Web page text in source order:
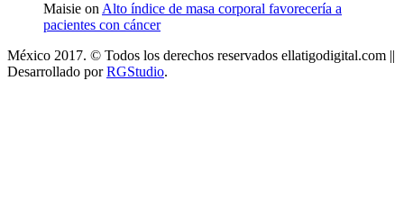
Maisie onAlto índice de masa corporal favorecería a
pacientes con cáncer
México 2017. © Todos los derechos reservados ellatigodigital.com ||
Desarrollado porRGStudio.